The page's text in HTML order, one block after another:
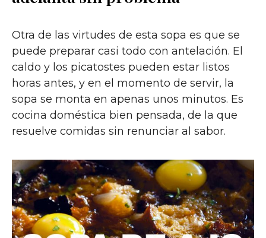
Otra de las virtudes de esta sopa es que se
puede preparar casi todo con antelación. El
caldo y los picatostes pueden estar listos
horas antes, y en el momento de servir, la
sopa se monta en apenas unos minutos. Es
cocina doméstica bien pensada, de la que
resuelve comidas sin renunciar al sabor.